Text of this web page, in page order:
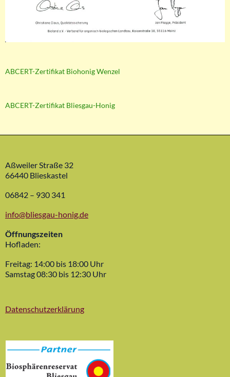
ABCERT-Zertifikat Biohonig Wenzel
ABCERT-Zertifikat Bliesgau-Honig
Aßweiler Straße 32
66440 Blieskastel
06842 – 930 341
info@bliesgau-honig.de
Öffnungszeiten
Hofladen:
Freitag: 14:00 bis 18:00 Uhr
Samstag 08:30 bis 12:30 Uhr
Datenschutzerklärung